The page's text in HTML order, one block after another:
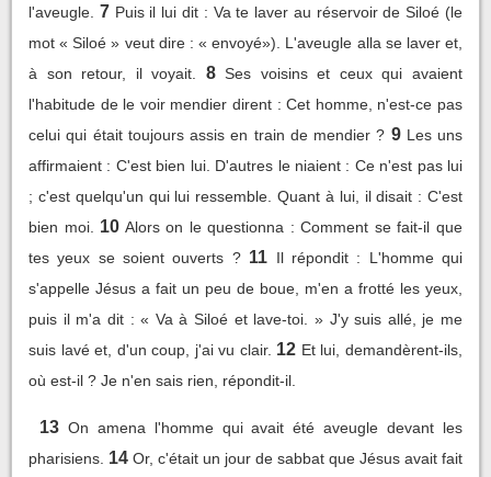
l'aveugle. 7 Puis il lui dit : Va te laver au réservoir de Siloé (le
mot « Siloé » veut dire : « envoyé»). L'aveugle alla se laver et,
à son retour, il voyait.
8 Ses voisins et ceux qui avaient
l'habitude de le voir mendier dirent : Cet homme, n'est-ce pas
celui qui était toujours assis en train de mendier ? 9 Les uns
affirmaient : C'est bien lui. D'autres le niaient : Ce n'est pas lui
; c'est quelqu'un qui lui ressemble. Quant à lui, il disait : C'est
bien moi.
10 Alors on le questionna : Comment se fait-il que
tes yeux se soient ouverts ? 11 Il répondit : L'homme qui
s'appelle Jésus a fait un peu de boue, m'en a frotté les yeux,
puis il m'a dit : « Va à Siloé et lave-toi. » J'y suis allé, je me
suis lavé et, d'un coup, j'ai vu clair. 12 Et lui, demandèrent-ils,
où est-il ? Je n'en sais rien, répondit-il.
13 On amena l'homme qui avait été aveugle devant les
pharisiens. 14 Or, c'était un jour de sabbat que Jésus avait fait